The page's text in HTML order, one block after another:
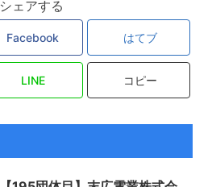
シェアする
Facebook はてブ
LINE コピー